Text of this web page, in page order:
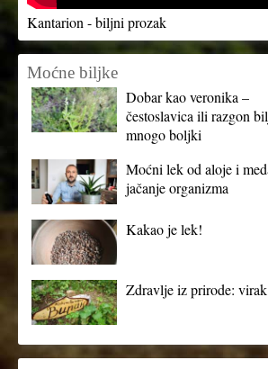
Kantarion - biljni prozak
Moćne biljke
Dobar kao veronika –
čestoslavica ili razgon
mnogo boljki
Moćni lek od aloje i
jačanje organizma
Kakao je lek!
Zdravlje iz prirode: virak